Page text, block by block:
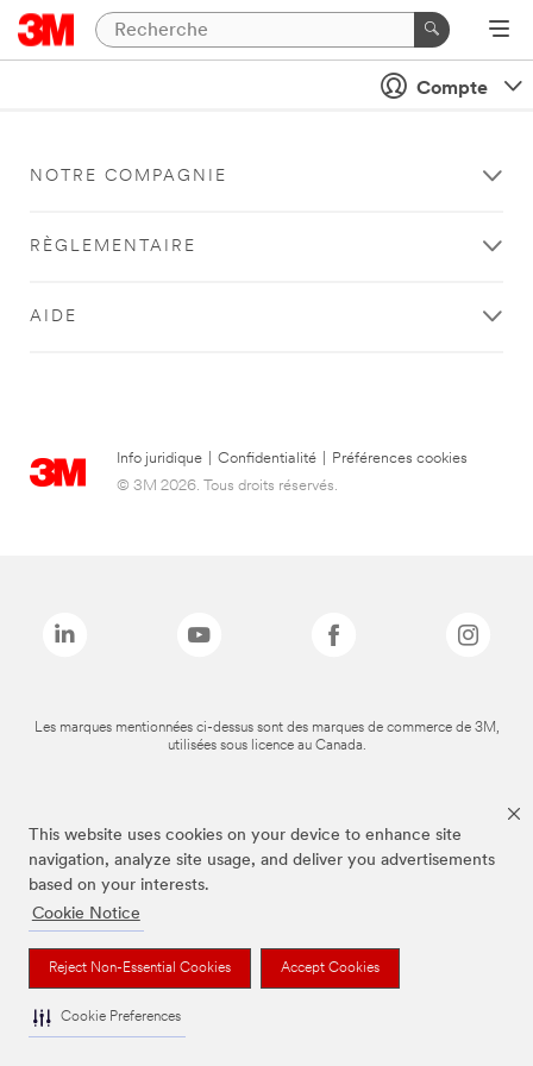
This website uses cookies on your device to enhance site
navigation, analyze site usage, and deliver you advertisements
based on your interests.
Cookie Notice
Reject Non-Essential Cookies Accept Cookies
Cookie Preferences
Compte
NOTRE COMPAGNIE
RÈGLEMENTAIRE
AIDE
Info juridique Confidentialité
Préférences cookies
© 3M 2026. Tous droits réservés.
Les marques mentionnées ci-dessus sont des marques de commerce de 3M,
utilisées sous licence au Canada.